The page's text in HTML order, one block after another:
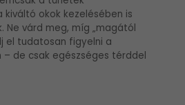
okok kezelésében is
Ne várd meg, míg „magától
el tudatosan figyelni a
– de csak egészséges térddel